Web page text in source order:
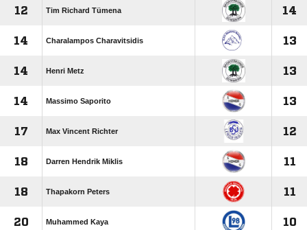
12 Tim Richard Tümena 14
14 Charalampos Charavitsidis 13
14 Henri Metz 13
14 Massimo Saporito 13
17 Max Vincent Richter 12
18 Darren Hendrik Miklis 11
18 Thapakorn Peters 11
20 Muhammed Kaya 10